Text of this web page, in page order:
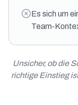
Es sich um
Team-
Unsicher, ob die
richtige Einstieg